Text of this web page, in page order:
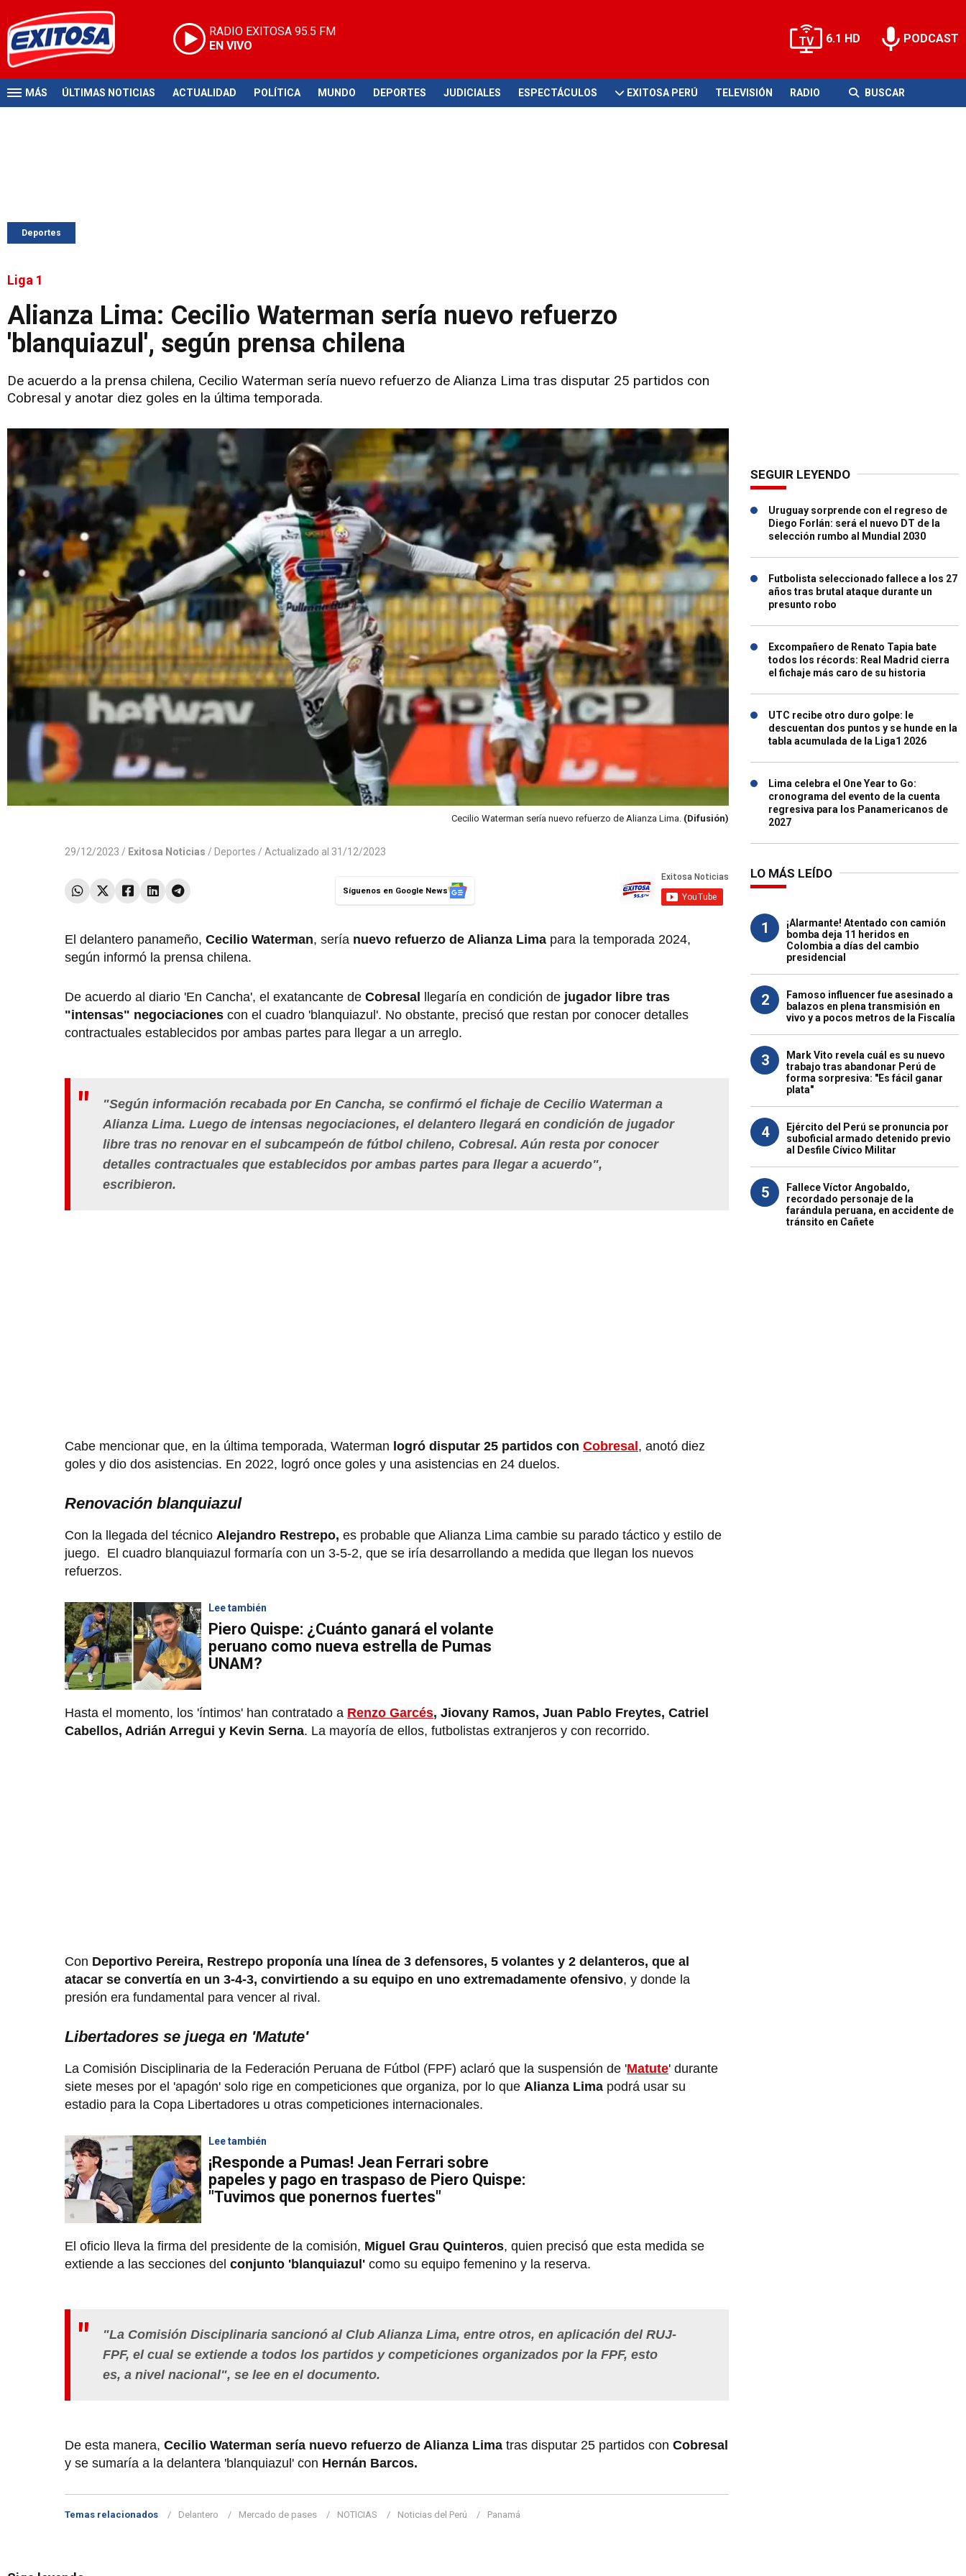
RADIO EXITOSA 95.5 FM
EN VIVO
6.1 HD PODCAST
MÁS ÚLTIMAS NOTICIAS ACTUALIDAD POLÍTICA MUNDO DEPORTES JUDICIALES ESPECTÁCULOS EXITOSA PERÚ TELEVISIÓN RADIO BUSCAR
Deportes
Liga 1
Alianza Lima: Cecilio Waterman sería nuevo refuerzo
'blanquiazul', según prensa chilena
De acuerdo a la prensa chilena, Cecilio Waterman sería nuevo refuerzo de Alianza Lima tras disputar 25 partidos con
Cobresal y anotar diez goles en la última temporada.
Cecilio Waterman sería nuevo refuerzo de Alianza Lima. (Difusión)
29/12/2023 / Exitosa Noticias / Deportes / Actualizado al 31/12/2023
Síguenos en Google News
El delantero panameño, Cecilio Waterman, sería nuevo refuerzo de Alianza Lima para la temporada 2024,
según informó la prensa chilena.
De acuerdo al diario 'En Cancha', el exatancante de Cobresal llegaría en condición de jugador libre tras
"intensas" negociaciones con el cuadro 'blanquiazul'. No obstante, precisó que restan por conocer detalles
contractuales establecidos por ambas partes para llegar a un arreglo.
"Según información recabada por En Cancha, se confirmó el fichaje de Cecilio Waterman a
Alianza Lima. Luego de intensas negociaciones, el delantero llegará en condición de jugador
libre tras no renovar en el subcampeón de fútbol chileno, Cobresal. Aún resta por conocer
detalles contractuales que establecidos por ambas partes para llegar a acuerdo",
escribieron.
Cabe mencionar que, en la última temporada, Waterman logró disputar 25 partidos con Cobresal, anotó diez
goles y dio dos asistencias. En 2022, logró once goles y una asistencias en 24 duelos.
Renovación blanquiazul
Con la llegada del técnico Alejandro Restrepo, es probable que Alianza Lima cambie su parado táctico y estilo de
juego. El cuadro blanquiazul formaría con un 3-5-2, que se iría desarrollando a medida que llegan los nuevos
refuerzos.
Lee también
Piero Quispe: ¿Cuánto ganará el volante
peruano como nueva estrella de Pumas
UNAM?
Hasta el momento, los 'íntimos' han contratado a Renzo Garcés, Jiovany Ramos, Juan Pablo Freytes, Catriel
Cabellos, Adrián Arregui y Kevin Serna. La mayoría de ellos, futbolistas extranjeros y con recorrido.
Con Deportivo Pereira, Restrepo proponía una línea de 3 defensores, 5 volantes y 2 delanteros, que al
atacar se convertía en un 3-4-3, convirtiendo a su equipo en uno extremadamente ofensivo, y donde la
presión era fundamental para vencer al rival.
Libertadores se juega en 'Matute'
La Comisión Disciplinaria de la Federación Peruana de Fútbol (FPF) aclaró que la suspensión de 'Matute' durante
siete meses por el 'apagón' solo rige en competiciones que organiza, por lo que Alianza Lima podrá usar su
estadio para la Copa Libertadores u otras competiciones internacionales.
Lee también
¡Responde a Pumas! Jean Ferrari sobre
papeles y pago en traspaso de Piero Quispe:
"Tuvimos que ponernos fuertes"
El oficio lleva la firma del presidente de la comisión, Miguel Grau Quinteros, quien precisó que esta medida se
extiende a las secciones del conjunto 'blanquiazul' como su equipo femenino y la reserva.
"La Comisión Disciplinaria sancionó al Club Alianza Lima, entre otros, en aplicación del RUJ-
FPF, el cual se extiende a todos los partidos y competiciones organizados por la FPF, esto
es, a nivel nacional", se lee en el documento.
De esta manera, Cecilio Waterman sería nuevo refuerzo de Alianza Lima tras disputar 25 partidos con Cobresal
y se sumaría a la delantera 'blanquiazul' con Hernán Barcos.
Temas relacionados Delantero Mercado de pases NOTICIAS Noticias del Perú Panamá
SEGUIR LEYENDO
Uruguay sorprende con el regreso de
Diego Forlán: será el nuevo DT de la
selección rumbo al Mundial 2030
Futbolista seleccionado fallece a los 27
años tras brutal ataque durante un
presunto robo
Excompañero de Renato Tapia bate
todos los récords: Real Madrid cierra
el fichaje más caro de su historia
UTC recibe otro duro golpe: le
descuentan dos puntos y se hunde en la
tabla acumulada de la Liga1 2026
Lima celebra el One Year to Go:
cronograma del evento de la cuenta
regresiva para los Panamericanos de
2027
LO MÁS LEÍDO
1
¡Alarmante! Atentado con camión
bomba deja 11 heridos en
Colombia a días del cambio
presidencial
2
Famoso influencer fue asesinado a
balazos en plena transmisión en
vivo y a pocos metros de la Fiscalía
3
Mark Vito revela cuál es su nuevo
trabajo tras abandonar Perú de
forma sorpresiva: "Es fácil ganar
plata"
4
Ejército del Perú se pronuncia por
suboficial armado detenido previo
al Desfile Cívico Militar
5
Fallece Víctor Angobaldo,
recordado personaje de la
farándula peruana, en accidente de
tránsito en Cañete